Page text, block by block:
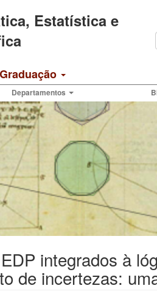
Estatística e
Departamentos
integrados à
de incertezas: